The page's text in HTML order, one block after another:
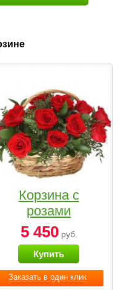
Заказать в один клик
Корзина с
розами
«Красный
Париж»
5 450руб.
Купить